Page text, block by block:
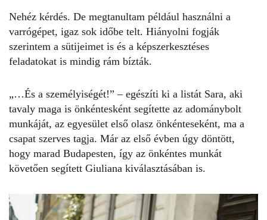
Nehéz kérdés. De megtanultam például használni a
varrógépet, igaz sok időbe telt. Hiányolni fogják
szerintem a sütijeimet is és a képszerkesztéses
feladatokat is mindig rám bízták.
„…És a személyiségét!” – egészíti ki a listát Sara, aki
tavaly maga is önkéntesként segítette az adománybolt
munkáját, az egyesület első olasz önkénteseként, ma a
csapat szerves tagja. Már az első évben úgy döntött,
hogy marad Budapesten, így az önkéntes munkát
követően segített Giuliana kiválasztásában is.